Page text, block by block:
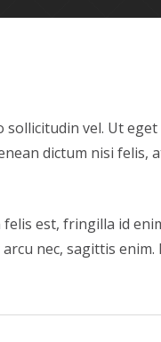
vel. Ut
dictum nisi
est, fringilla id
nec, sagittis enim.